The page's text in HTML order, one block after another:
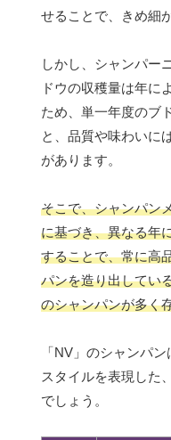
せることで、きめ細
しかし、シャンパー
ドウの収穫量は年に
ため、単一年度のブ
と、品質や味わいに
があります。
そこで、シャンパン
に基づき、異なる年
することで、常に高
パンを造り出してい
のシャンパンが多く
「NV」のシャンパ
スタイルを表現した
でしょう。